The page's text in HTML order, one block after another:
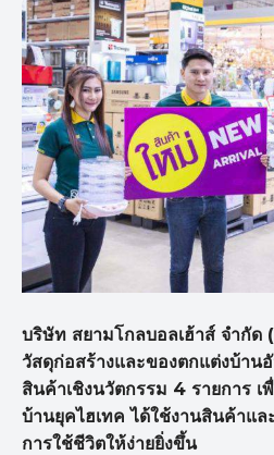
บริษัท สยามโกลบอลเฮ้าส์ จำกัด
วัสดุก่อสร้างและของตกแต่งบ้าน
สินค้าเชิงนวัตกรรม 4 รายการ เ
บ้านยุคไฮเทค ได้ใช้งานสินค้าแ
การใช้ชีวิตให้ง่ายยิ่งขึ้น